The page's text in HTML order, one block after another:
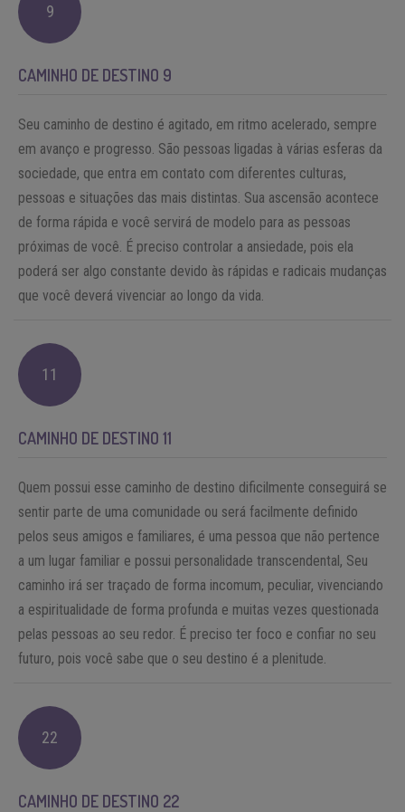
9
CAMINHO DE DESTINO 9
Seu caminho de destino é agitado, em ritmo acelerado, sempre
em avanço e progresso. São pessoas ligadas à várias esferas da
sociedade, que entra em contato com diferentes culturas,
pessoas e situações das mais distintas. Sua ascensão acontece
de forma rápida e você servirá de modelo para as pessoas
próximas de você. É preciso controlar a ansiedade, pois ela
poderá ser algo constante devido às rápidas e radicais mudanças
que você deverá vivenciar ao longo da vida.
11
CAMINHO DE DESTINO 11
Quem possui esse caminho de destino dificilmente conseguirá se
sentir parte de uma comunidade ou será facilmente definido
pelos seus amigos e familiares, é uma pessoa que não pertence
a um lugar familiar e possui personalidade transcendental, Seu
caminho irá ser traçado de forma incomum, peculiar, vivenciando
a espiritualidade de forma profunda e muitas vezes questionada
pelas pessoas ao seu redor. É preciso ter foco e confiar no seu
futuro, pois você sabe que o seu destino é a plenitude.
22
CAMINHO DE DESTINO 22